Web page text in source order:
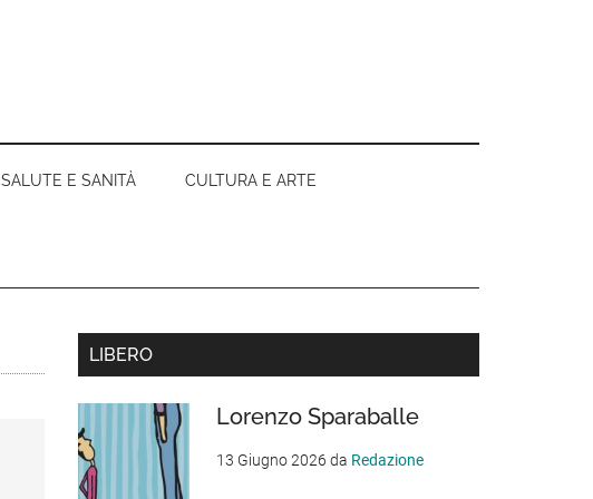
SALUTE E SANITÀ CULTURA E ARTE
Barra
primaria
LIBERO
Lorenzo Sparaballe
13 Giugno 2026 da Redazione